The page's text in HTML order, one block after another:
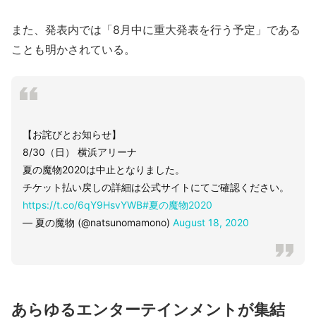
また、発表内では「8月中に重大発表を行う予定」である
ことも明かされている。
【お詫びとお知らせ】
8/30（日） 横浜アリーナ
夏の魔物2020は中止となりました。
チケット払い戻しの詳細は公式サイトにてご確認ください。
https://t.co/6qY9HsvYWB#夏の魔物2020
— 夏の魔物 (@natsunomamono) August 18, 2020
あらゆるエンターテインメントが集結